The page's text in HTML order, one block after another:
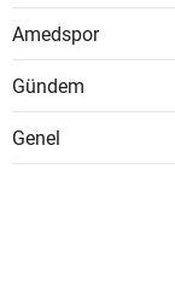
Amedspor
Gündem
Genel